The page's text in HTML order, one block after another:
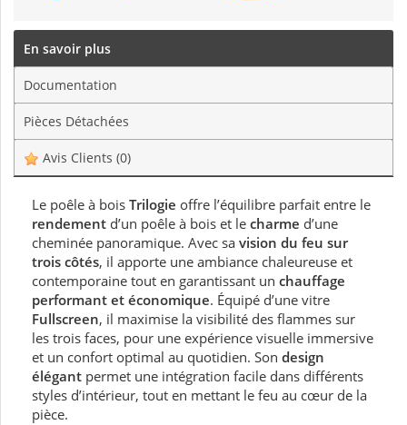
En savoir plus
Documentation
Pièces Détachées
Avis Clients (0)
Le poêle à bois Trilogie offre l’équilibre parfait entre le
rendement d’un poêle à bois et le charme d’une
cheminée panoramique. Avec sa vision du feu sur
trois côtés, il apporte une ambiance chaleureuse et
contemporaine tout en garantissant un chauffage
performant et économique. Équipé d’une vitre
Fullscreen, il maximise la visibilité des flammes sur
les trois faces, pour une expérience visuelle immersive
et un confort optimal au quotidien. Son design
élégant permet une intégration facile dans différents
styles d’intérieur, tout en mettant le feu au cœur de la
pièce.